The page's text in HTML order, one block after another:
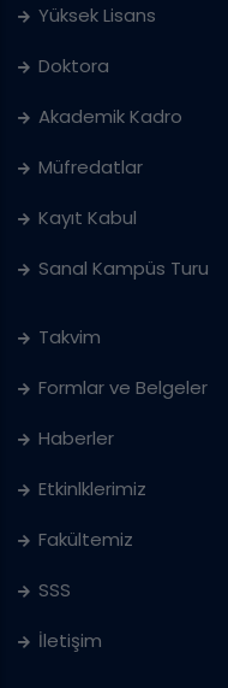
Yüksek Lisans
Doktora
Akademik Kadro
Müfredatlar
Kayıt Kabul
Sanal Kampüs Turu
Takvim
Formlar ve Belgeler
Haberler
Etkinlklerimiz
Fakültemiz
SSS
İletişim